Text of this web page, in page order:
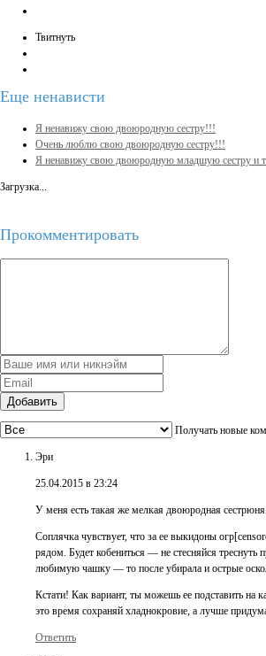
Твитнуть
Еще ненависти
Я ненавижу свою двоюродную сестру!!!
Очень люблю свою двоюродную сестру!!!
Я ненавижу свою двоюродную младшую сестру и
Загрузка...
Прокомментировать
Добавить
Получать новые
Эри
25.04.2015 в 23:24
У меня есть такая же мелкая двоюродная
Соплячка чувствует, что за ее выкидоны
рядом. Будет кобениться — не стесняйся
любимую чашку — то после убирала и острые
Кстати! Как вариант, ты можешь ее подставить на
это время сохраняй хладнокровие, а лучше
Ответить